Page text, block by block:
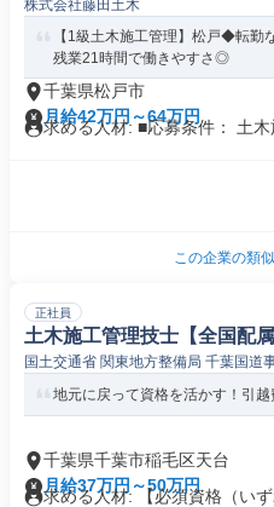
株式会社藤田土木
【1級土木施工管理】松戸◆転勤
残業21時間で働きやすさ◎
千葉県松戸市
月給42万円～64万円
求める人材: ■応募条件： 土
この企業の類
正社員
土木施工管理技士【全国配
国土交通省 関東地方整備局 千葉国道
地元に戻って資格を活かす！引越
千葉県千葉市稲毛区天台
月給37万円～50万円
求める人材: 【必須資格（い